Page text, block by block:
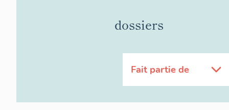
dossiers
Fait partie de